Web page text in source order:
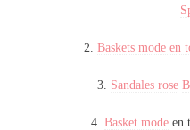
2. Baskets mode en
3. Sandales rose
4. Basket mode en